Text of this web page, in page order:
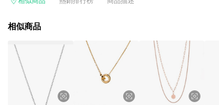
的購回饋活動享Yahoo超贈點回饋者 - 購物中心商店之商品：商
3. 訂單回饋金額將扣除運費/購物金/超贈點/福利金/紅利折抵/折
價券等虛擬貨幣折抵 4. 大宗採購或批發轉賣不具回饋資格： 如
有相關事證認定您為大宗採購、批發轉賣而非最終消費使用者，
相關認定以Yahoo購物中心之認定為準
相似商品